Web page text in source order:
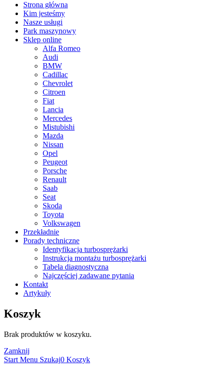
Strona główna
Kim jesteśmy
Nasze usługi
Park maszynowy
Sklep online
Alfa Romeo
Audi
BMW
Cadillac
Chevrolet
Citroen
Fiat
Lancia
Mercedes
Mistubishi
Mazda
Nissan
Opel
Peugeot
Porsche
Renault
Saab
Seat
Skoda
Toyota
Volkswagen
Przekładnie
Porady techniczne
Identyfikacja turbosprężarki
Instrukcja montażu turbosprężarki
Tabela diagnostyczna
Najczęściej zadawane pytania
Kontakt
Artykuły
Koszyk
Brak produktów w koszyku.
Zamknij
Start Menu Szukaj0 Koszyk